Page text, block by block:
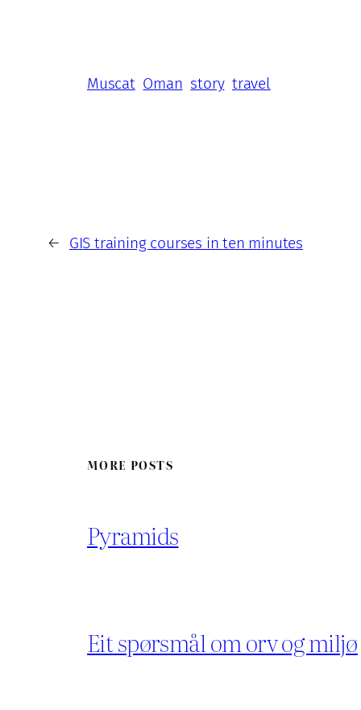
Muscat Oman story travel
← GIS training courses in ten minutes
MORE POSTS
Pyramids
Eit spørsmål om orv og miljø